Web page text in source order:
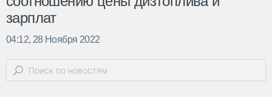
зарплат
04:12, 28 Ноября 2022